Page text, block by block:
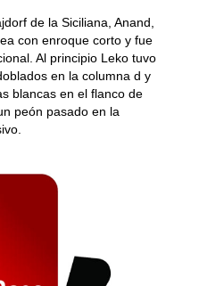
de la Siciliana, Anand,
con enroque corto y fue
Al principio Leko tuvo
en la columna d y
blancas en el flanco de
peón pasado en la